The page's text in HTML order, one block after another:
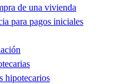
de una vivienda
para pagos iniciales
hipotecarios